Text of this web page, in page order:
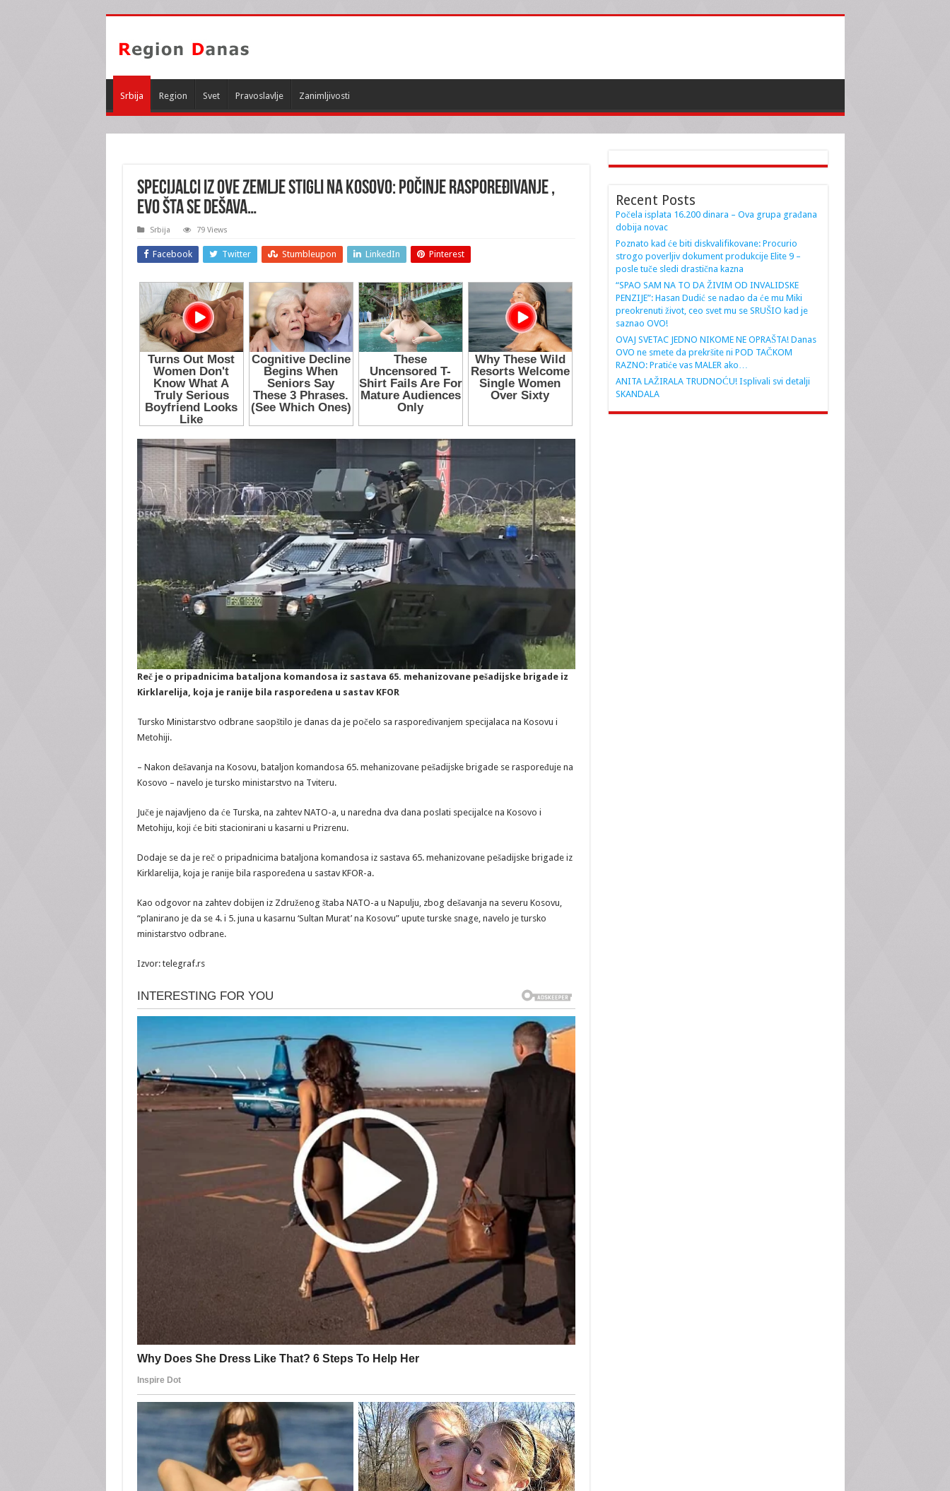
Srbija Region Svet Pravoslavlje Zanimljivosti
SPECIJALCI IZ OVE ZEMLJE STIGLI NA KOSOVO: Počinje raspoređivanje ,
evo šta se dešava…
Srbija 79 Views
Facebook Twitter Stumbleupon LinkedIn Pinterest
Reč je o pripadnicima bataljona komandosa iz sastava 65. mehanizovane pešadijske brigade iz
Kirklarelija, koja je ranije bila raspoređena u sastav KFOR
Tursko Ministarstvo odbrane saopštilo je danas da je počelo sa raspoređivanjem specijalaca na Kosovu i
Metohiji.
– Nakon dešavanja na Kosovu, bataljon komandosa 65. mehanizovane pešadijske brigade se raspoređuje na
Kosovo – navelo je tursko ministarstvo na Tviteru.
Juče je najavljeno da će Turska, na zahtev NATO-a, u naredna dva dana poslati specijalce na Kosovo i
Metohiju, koji će biti stacionirani u kasarni u Prizrenu.
Dodaje se da je reč o pripadnicima bataljona komandosa iz sastava 65. mehanizovane pešadijske brigade iz
Kirklarelija, koja je ranije bila raspoređena u sastav KFOR-a.
Kao odgovor na zahtev dobijen iz Združenog štaba NATO-a u Napulju, zbog dešavanja na severu Kosovu,
“planirano je da se 4. i 5. juna u kasarnu ‘Sultan Murat’ na Kosovu” upute turske snage, navelo je tursko
ministarstvo odbrane.
Izvor: telegraf.rs
Recent Posts
Počela isplata 16.200 dinara – Ova grupa građana
dobija novac
Poznato kad će biti diskvalifikovane: Procurio
strogo poverljiv dokument produkcije Elite 9 –
posle tuče sledi drastična kazna
“SPAO SAM NA TO DA ŽIVIM OD INVALIDSKE
PENZIJE”: Hasan Dudić se nadao da će mu Miki
preokrenuti život, ceo svet mu se SRUŠIO kad je
saznao OVO!
OVAJ SVETAC JEDNO NIKOME NE OPRAŠTA! Danas
OVO ne smete da prekršite ni POD TAČKOM
RAZNO: Pratiće vas MALER ako…
ANITA LAŽIRALA TRUDNOĆU! Isplivali svi detalji
SKANDALA